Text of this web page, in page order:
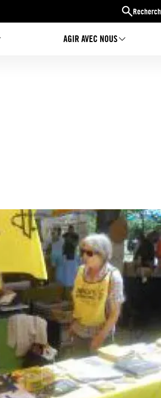
AGIR AVEC NOUS